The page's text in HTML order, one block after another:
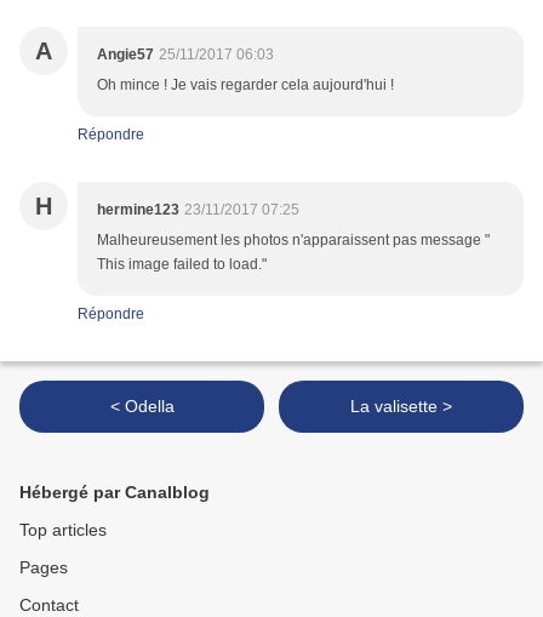
A Angie57 25/11/2017 06:03
Oh mince ! Je vais regarder cela aujourd'hui !
Répondre
H hermine123 23/11/2017 07:25
Malheureusement les photos n'apparaissent pas message "
This image failed to load."
Répondre
< Odella La valisette >
Hébergé par Canalblog
Top articles
Pages
Contact